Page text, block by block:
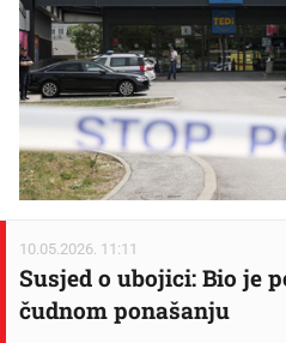
10.05.2026. 11:11
Susjed o ubojici: Bio je
čudnom ponašanju